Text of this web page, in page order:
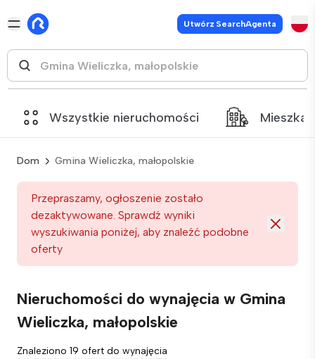
Utwórz SearchAgenta
Wszystkie nieruchomości
Dom Gmina Wieliczka, małopolskie
Przepraszamy, ogłoszenie zostało
dezaktywowane. Sprawdź wyniki
wyszukiwania poniżej, aby znaleźć podobne
oferty
Nieruchomości do wynajęcia w Gmina
Wieliczka, małopolskie
Znaleziono 19 ofert do wynajęcia